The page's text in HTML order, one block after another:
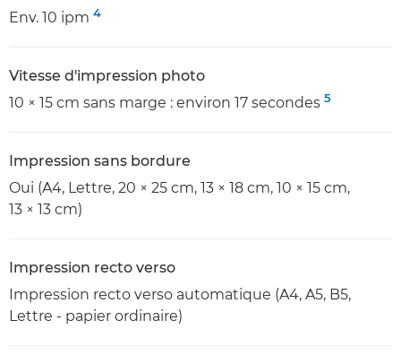
Env. 10 ipm 4
Vitesse d'impression photo
10 × 15 cm sans marge : environ 17 secondes 5
Impression sans bordure
Oui (A4, Lettre, 20 × 25 cm, 13 × 18 cm, 10 × 15 cm,
13 × 13 cm)
Impression recto verso
Impression recto verso automatique (A4, A5, B5,
Lettre - papier ordinaire)